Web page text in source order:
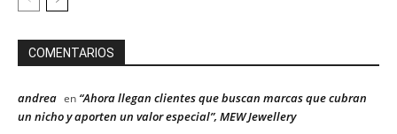
COMENTARIOS
andrea en “Ahora llegan clientes que buscan marcas que cubran
un nicho y aporten un valor especial”, MEW Jewellery